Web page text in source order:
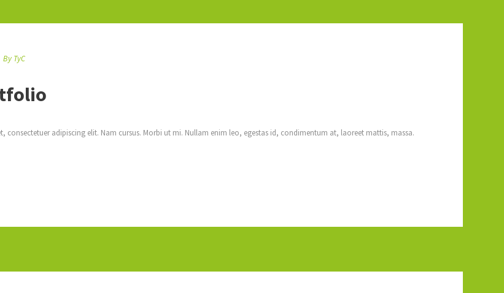
By TyC
consectetuer adipiscing elit. Nam cursus. Morbi ut mi. Nullam enim leo, egestas id, condimentum at, laoreet mattis, massa.